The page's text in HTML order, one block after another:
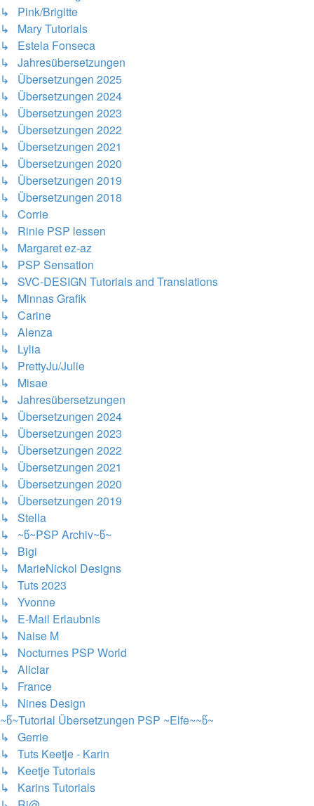
↳ Pink/Brigitte
↳ Mary Tutorials
↳ Estela Fonseca
↳ Jahresübersetzungen
↳ Übersetzungen 2025
↳ Übersetzungen 2024
↳ Übersetzungen 2023
↳ Übersetzungen 2022
↳ Übersetzungen 2021
↳ Übersetzungen 2020
↳ Übersetzungen 2019
↳ Übersetzungen 2018
↳ Corrie
↳ Rinie PSP lessen
↳ Margaret ez-az
↳ PSP Sensation
↳ SVC-DESIGN Tutorials and Translations
↳ Minnas Grafik
↳ Carine
↳ Alenza
↳ Lylia
↳ PrettyJu/Julie
↳ Misae
↳ Jahresübersetzungen
↳ Übersetzungen 2024
↳ Übersetzungen 2023
↳ Übersetzungen 2022
↳ Übersetzungen 2021
↳ Übersetzungen 2020
↳ Übersetzungen 2019
↳ Stella
↳ ~წ~PSP Archiv~წ~
↳ Bigi
↳ MarieNickol Designs
↳ Tuts 2023
↳ Yvonne
↳ E-Mail Erlaubnis
↳ Naise M
↳ Nocturnes PSP World
↳ Aliciar
↳ France
↳ Nines Design
~წ~Tutorial Übersetzungen PSP ~Elfe~~წ~
↳ Gerrie
↳ Tuts Keetje - Karin
↳ Keetje Tutorials
↳ Karins Tutorials